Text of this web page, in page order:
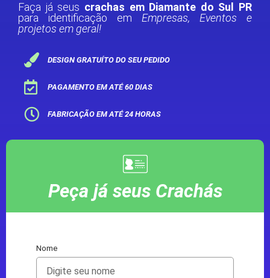
Faça já seus crachas em Diamante do Sul PR
para identificação em Empresas, Eventos e
projetos em geral!
DESIGN GRATUÍTO DO SEU PEDIDO
PAGAMENTO EM ATÉ 60 DIAS
FABRICAÇÃO EM ATÉ 24 HORAS
Peça já seus Crachás
Nome